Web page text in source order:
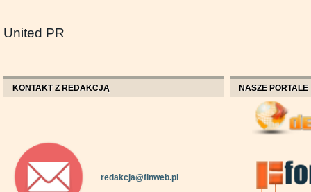
United PR
KONTAKT Z REDAKCJĄ
redakcja@finweb.pl
NASZE PORTALE